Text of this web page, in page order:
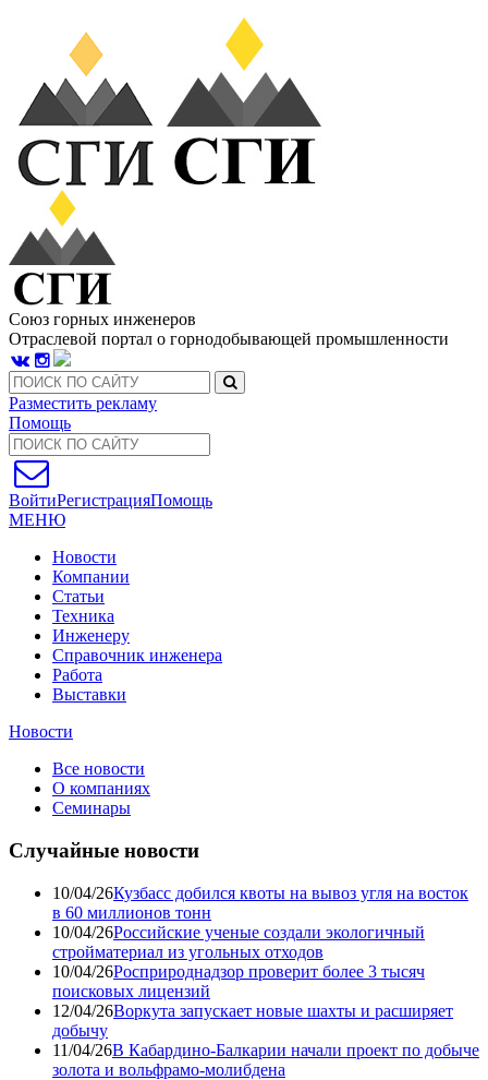
Союз горных инженеров
Отраслевой портал о горнодобывающей промышленности
Разместить рекламу
Помощь
ВойтиРегистрацияПомощь
МЕНЮ
Новости
Компании
Статьи
Техника
Инженеру
Справочник инженера
Работа
Выставки
Новости
Все новости
О компаниях
Семинары
Случайные новости
10/04/26Кузбасс добился квоты на вывоз угля на восток
в 60 миллионов тонн
10/04/26Российские ученые создали экологичный
стройматериал из угольных отходов
10/04/26Росприроднадзор проверит более 3 тысяч
поисковых лицензий
12/04/26Воркута запускает новые шахты и расширяет
добычу
11/04/26В Кабардино-Балкарии начали проект по добыче
золота и вольфрамо-молибдена